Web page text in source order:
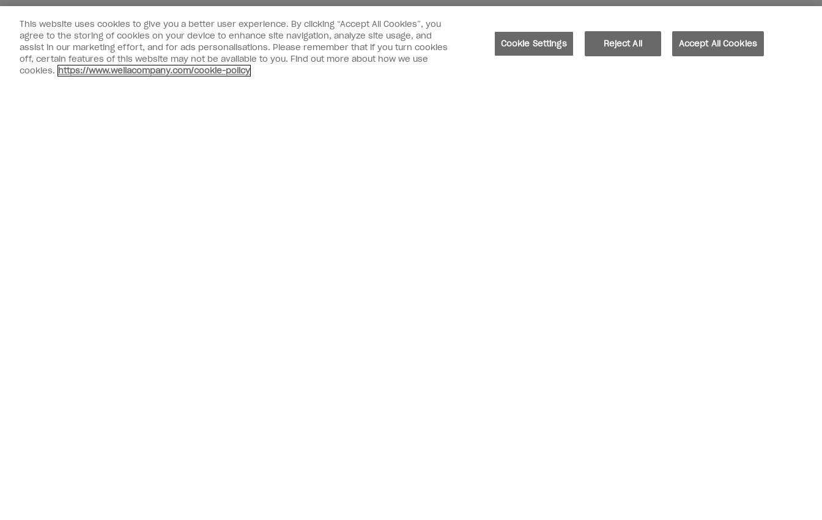
Esperienza
Salon Finder
Collegati
Chi siamo
Beneficienza
Informazioni sul cliente
Privacy Policy
Cookie Policy
Avete un'e-mail
Ricevi le ultime novità, gli
This website uses cookies to give you a better user experience. By clicking “Accept All Cookies”, you
agree to the storing of cookies on your device to enhance site navigation, analyze site usage, and
assist in our marketing effort, and for ads personalisations. Please remember that if you turn cookies
off, certain features of this website may not be available to you. Find out more about how we use
cookies. https://www.wellacompany.com/cookie-policy
Cookie Settings Reject All Accept All Cookies